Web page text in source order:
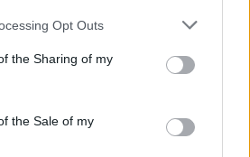
app uses one or more Google
usage behaviour. You may click to
Google and its third-party tags to
specified purposes in below Google
Opt Outs
the Sharing of my
the Sale of my